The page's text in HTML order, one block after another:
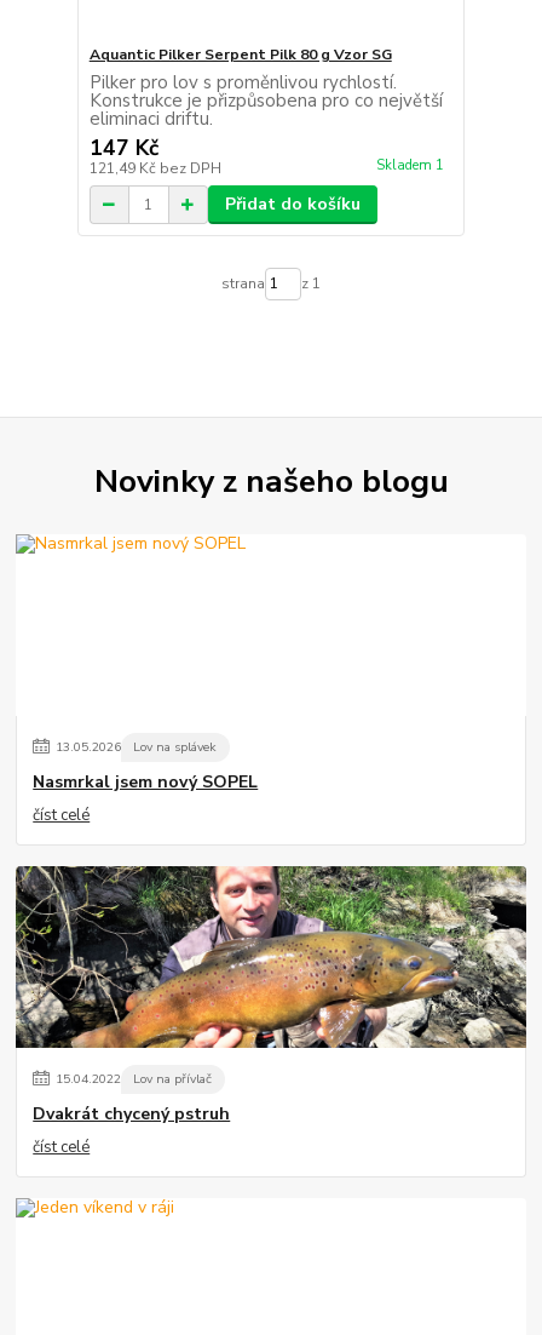
Aquantic Pilker Serpent Pilk 80 g Vzor SG
Pilker pro lov s proměnlivou rychlostí.
Konstrukce je přizpůsobena pro co největší
eliminaci driftu.
147 Kč
121,49 Kč bez DPH Skladem 1
Přidat do košíku
strana z 1
Novinky z našeho blogu
13.05.2026 Lov na splávek
Nasmrkal jsem nový SOPEL
číst celé
15.04.2022 Lov na přívlač
Dvakrát chycený pstruh
číst celé